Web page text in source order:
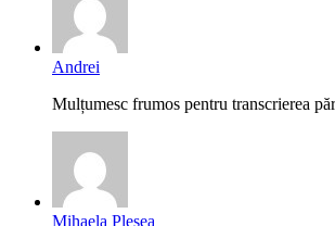
Andrei
Mulțumesc frumos pentru transcrierea
Mihaela Pleșea